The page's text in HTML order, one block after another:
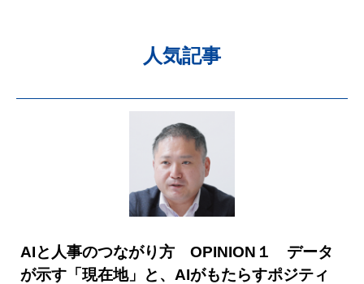
人気記事
AIと人事のつながり方 OPINION１ データ
が示す「現在地」と、AIがもたらすポジティ